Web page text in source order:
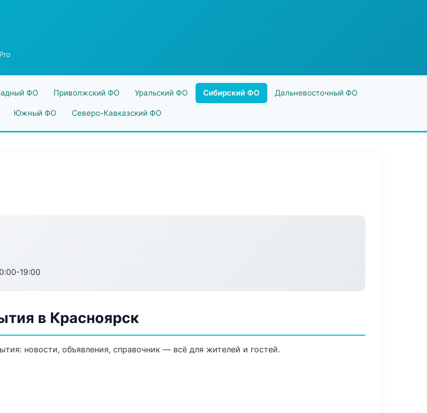
ФО Приволжский ФО Уральский ФО Сибирский ФО Дальневосточный ФО
Южный ФО Северо-Кавказский ФО
19:00
в Красноярск
новости, объявления, справочник — всё для жителей и гостей.